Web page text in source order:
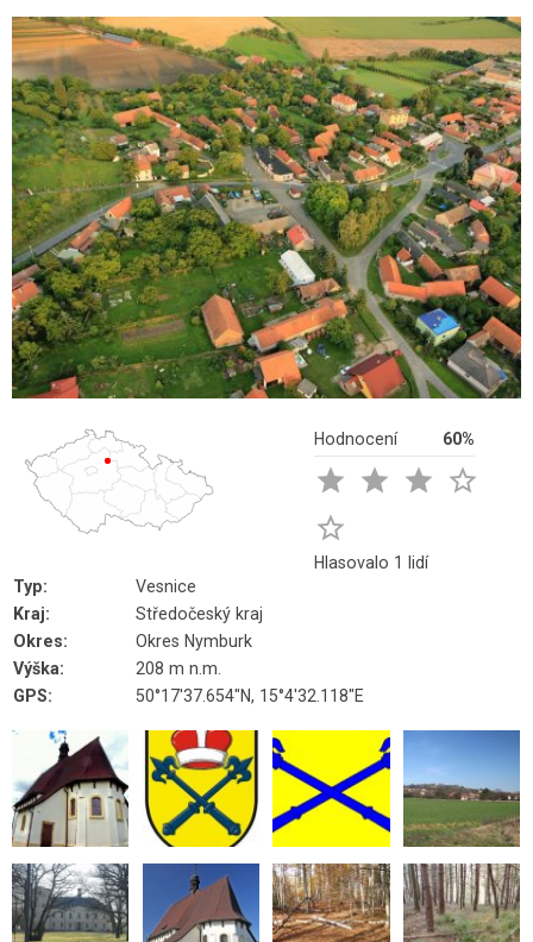
Hodnocení 60%
   

Hlasovalo 1 lidí
Typ:
Vesnice
Kraj:
Středočeský kraj
Okres:
Okres Nymburk
Výška:
208 m n.m.
GPS:
50°17'37.654"N, 15°4'32.118"E